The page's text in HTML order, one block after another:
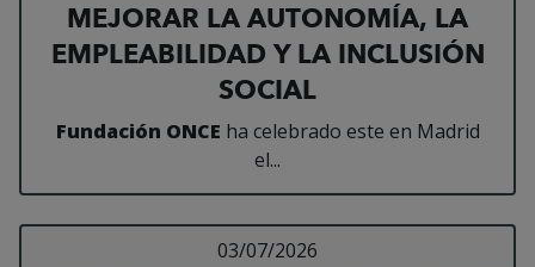
MEJORAR LA AUTONOMÍA, LA
EMPLEABILIDAD Y LA INCLUSIÓN
SOCIAL
Fundación ONCE ha celebrado este en Madrid
el...
03/07/2026Leer más sobre